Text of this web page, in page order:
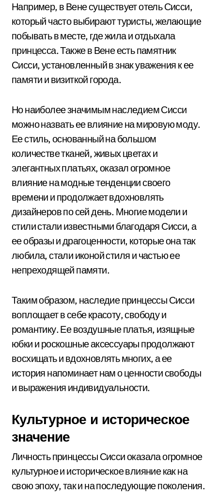
Например, в Вене существует отель Сисси,
который часто выбирают туристы, желающие
побывать в месте, где жила и отдыхала
принцесса. Также в Вене есть памятник
Сисси, установленный в знак уважения к ее
памяти и визиткой города.
Но наиболее значимым наследием Сисси
можно назвать ее влияние на мировую моду.
Ее стиль, основанный на большом
количестве тканей, живых цветах и
элегантных платьях, оказал огромное
влияние на модные тенденции своего
времени и продолжает вдохновлять
дизайнеров по сей день. Многие модели и
стили стали известными благодаря Сисси, а
ее образы и драгоценности, которые она так
любила, стали иконой стиля и частью ее
непреходящей памяти.
Таким образом, наследие принцессы Сисси
воплощает в себе красоту, свободу и
романтику. Ее воздушные платья, изящные
юбки и роскошные аксессуары продолжают
восхищать и вдохновлять многих, а ее
история напоминает нам о ценности свободы
и выражения индивидуальности.
Культурное и историческое
значение
Личность принцессы Сисси оказала огромное
культурное и историческое влияние как на
свою эпоху, так и на последующие поколения.